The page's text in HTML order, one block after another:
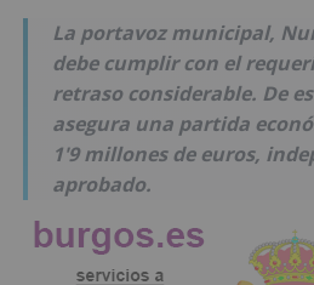
La portavoz municipal,
debe cumplir con el
retraso considerable. De
asegura una partida
1'9 millones de euros,
aprobado.